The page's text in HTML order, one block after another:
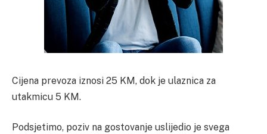
Cijena prevoza iznosi 25 KM, dok je ulaznica za
utakmicu 5 KM.
Podsjetimo, poziv na gostovanje uslijedio je svega